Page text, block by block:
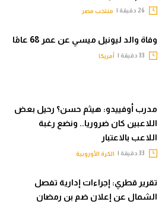
منتخب مصر
وفاة والد ليونيل ميسي عن عمر 68 عامًا
أمريكا
مدرب أوفييدو: هيثم حسن؟ رحيل بعض
اللاعبين كان ضروريا.. ونضع رغبة
اللاعب بالاعتبار
الكرة الأوروبية
تقرير قطري: إجراءات إدارية تفصل
الشمال عن إعلان ضم بن رمضان